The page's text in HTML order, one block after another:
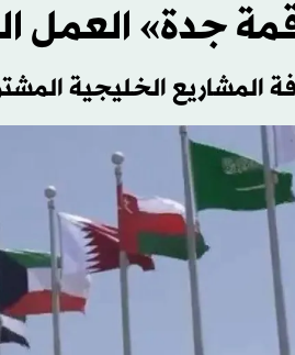
جدة» العمل
المشاريع الخليجية